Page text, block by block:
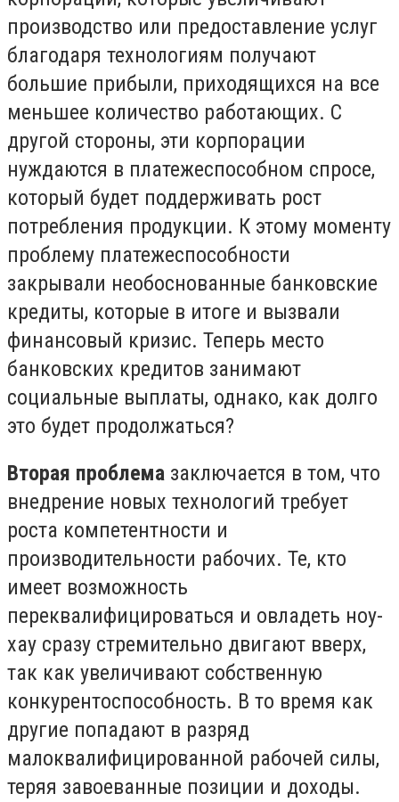
производство или предоставление услуг
благодаря технологиям получают
большие прибыли, приходящихся на все
меньшее количество работающих. С
другой стороны, эти корпорации
нуждаются в платежеспособном спросе,
который будет поддерживать рост
потребления продукции. К этому моменту
проблему платежеспособности
закрывали необоснованные банковские
кредиты, которые в итоге и вызвали
финансовый кризис. Теперь место
банковских кредитов занимают
социальные выплаты, однако, как долго
это будет продолжаться?
Вторая проблема заключается в том, что
внедрение новых технологий требует
роста компетентности и
производительности рабочих. Те, кто
имеет возможность
переквалифицироваться и овладеть ноу-
хау сразу стремительно двигают вверх,
так как увеличивают собственную
конкурентоспособность. В то время как
другие попадают в разряд
малоквалифицированной рабочей силы,
теряя завоеванные позиции и доходы.